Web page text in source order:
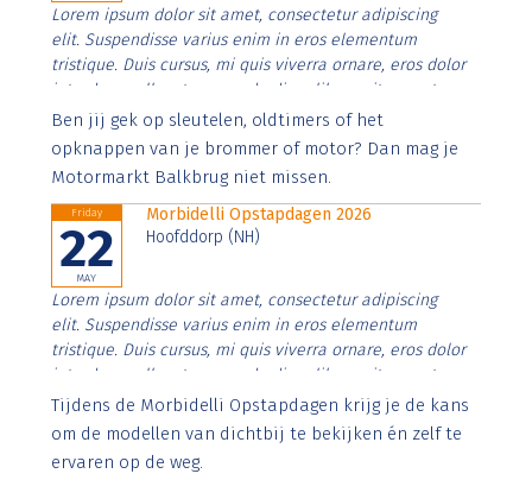
Lorem ipsum dolor sit amet, consectetur adipiscing
elit. Suspendisse varius enim in eros elementum
tristique. Duis cursus, mi quis viverra ornare, eros dolor
interdum nulla, ut commodo diam libero vitae erat.
Aenean faucibus nibh et justo cursus id rutrum lorem
imperdiet. Nunc ut sem vitae risus tristique posuere.
Ben jij gek op sleutelen, oldtimers of het
opknappen van je brommer of motor? Dan mag je
Motormarkt Balkbrug niet missen.
Friday
22
MAY
Morbidelli Opstapdagen 2026
Hoofddorp (NH)
Lorem ipsum dolor sit amet, consectetur adipiscing
elit. Suspendisse varius enim in eros elementum
tristique. Duis cursus, mi quis viverra ornare, eros dolor
interdum nulla, ut commodo diam libero vitae erat.
Aenean faucibus nibh et justo cursus id rutrum lorem
imperdiet. Nunc ut sem vitae risus tristique posuere.
Tijdens de Morbidelli Opstapdagen krijg je de kans
om de modellen van dichtbij te bekijken én zelf te
ervaren op de weg.